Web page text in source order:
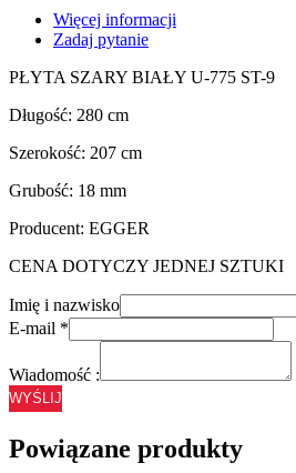
Więcej informacji
Zadaj pytanie
PŁYTA SZARY BIAŁY U-775 ST-9
Długość: 280 cm
Szerokość: 207 cm
Grubość: 18 mm
Producent: EGGER
CENA DOTYCZY JEDNEJ SZTUKI
Imię i nazwisko
E-mail *
Wiadomość :
WYŚLIJ
Powiązane produkty